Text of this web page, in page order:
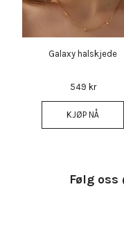
Galaxy halskjede
549 kr
KJØP NÅ
Følg